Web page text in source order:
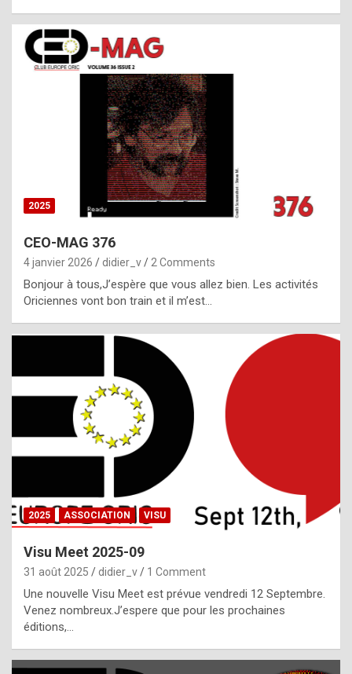
c
h
i
s
t
o
r
p
e
c
i
l
,
g
h
t
f
2025
CEO-MAG 376
4 janvier 2026 didier_v 2 Comments
Bonjour à tous,J’espère que vous allez bien. Les activités
Oriciennes vont bon train et il m’est…
2025 ASSOCIATION VISU
Visu Meet 2025-09
31 août 2025 didier_v 1 Comment
Une nouvelle Visu Meet est prévue vendredi 12 Septembre.
Venez nombreux.J’espere que pour les prochaines
éditions,…